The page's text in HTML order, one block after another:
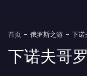
首页 俄罗斯之游 下诺
下诺夫哥